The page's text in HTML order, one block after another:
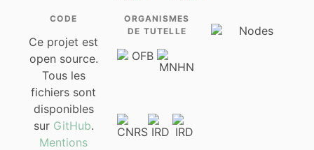
CODE
Ce projet est
open source.
Tous les
fichiers sont
disponibles
sur GitHub.
Mentions
ORGANISMES
DE TUTELLE